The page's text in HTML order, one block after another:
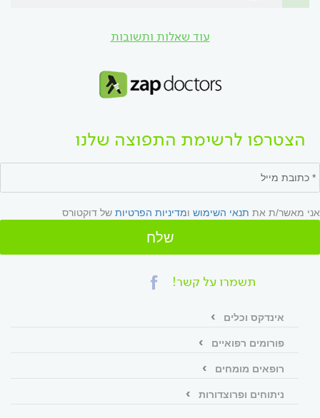
עוד שאלות ותשובות
הצטרפו לרשימת התפוצה שלנו
אני מאשר/ת את תנאי השימוש ומדיניות הפרטיות של דוקטורס
שלח
תשמרו על קשר!
אינדקס וכלים
פורומים רפואיים
רופאים מומחים
ניתוחים ופרוצדורות